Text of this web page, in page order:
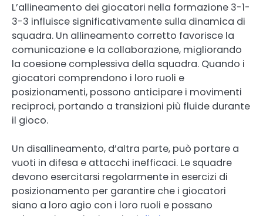
L’allineamento dei giocatori nella formazione 3-1-
3-3 influisce significativamente sulla dinamica di
squadra. Un allineamento corretto favorisce la
comunicazione e la collaborazione, migliorando
la coesione complessiva della squadra. Quando i
giocatori comprendono i loro ruoli e
posizionamenti, possono anticipare i movimenti
reciproci, portando a transizioni più fluide durante
il gioco.
Un disallineamento, d’altra parte, può portare a
vuoti in difesa e attacchi inefficaci. Le squadre
devono esercitarsi regolarmente in esercizi di
posizionamento per garantire che i giocatori
siano a loro agio con i loro ruoli e possano